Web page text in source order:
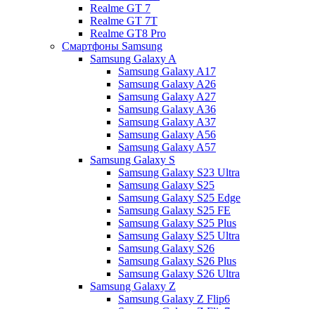
Realme GT 7
Realme GT 7T
Realme GT8 Pro
Смартфоны Samsung
Samsung Galaxy A
Samsung Galaxy A17
Samsung Galaxy A26
Samsung Galaxy A27
Samsung Galaxy A36
Samsung Galaxy A37
Samsung Galaxy A56
Samsung Galaxy A57
Samsung Galaxy S
Samsung Galaxy S23 Ultra
Samsung Galaxy S25
Samsung Galaxy S25 Edge
Samsung Galaxy S25 FE
Samsung Galaxy S25 Plus
Samsung Galaxy S25 Ultra
Samsung Galaxy S26
Samsung Galaxy S26 Plus
Samsung Galaxy S26 Ultra
Samsung Galaxy Z
Samsung Galaxy Z Flip6